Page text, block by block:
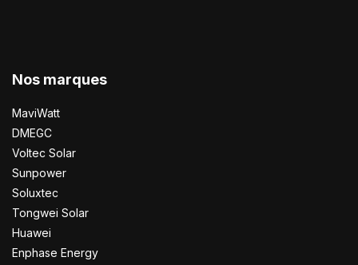
Nos marques
MaviWatt
DMEGC
Voltec Solar
Sunpower
Soluxtec
Tongwei Solar
Huawei
Enphase Energy